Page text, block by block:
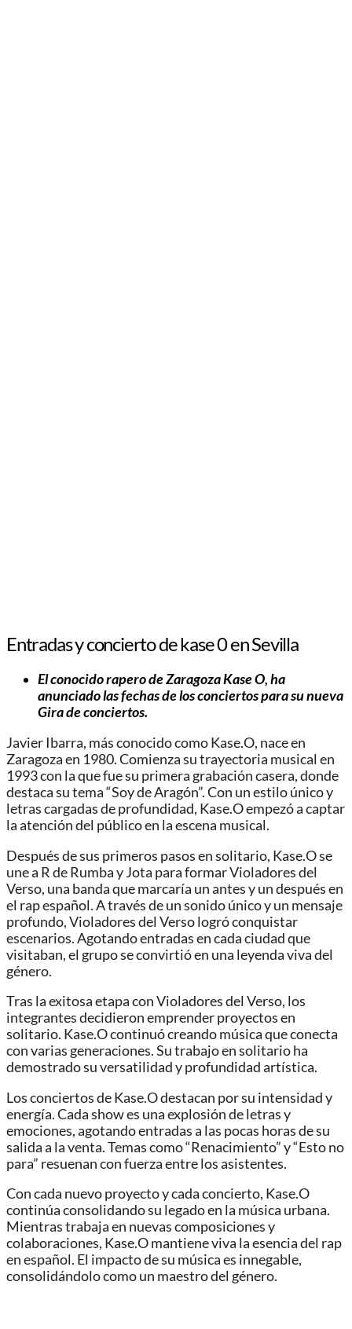
Entradas y concierto de kase 0 en Sevilla
El conocido rapero de Zaragoza Kase O, ha
anunciado las fechas de los conciertos para su nueva
Gira de conciertos.
Javier Ibarra, más conocido como Kase.O, nace en
Zaragoza en 1980. Comienza su trayectoria musical en
1993 con la que fue su primera grabación casera, donde
destaca su tema “Soy de Aragón”. Con un estilo único y
letras cargadas de profundidad, Kase.O empezó a captar
la atención del público en la escena musical.
Después de sus primeros pasos en solitario, Kase.O se
une a R de Rumba y Jota para formar Violadores del
Verso, una banda que marcaría un antes y un después en
el rap español. A través de un sonido único y un mensaje
profundo, Violadores del Verso logró conquistar
escenarios. Agotando entradas en cada ciudad que
visitaban, el grupo se convirtió en una leyenda viva del
género.
Tras la exitosa etapa con Violadores del Verso, los
integrantes decidieron emprender proyectos en
solitario. Kase.O continuó creando música que conecta
con varias generaciones. Su trabajo en solitario ha
demostrado su versatilidad y profundidad artística.
Los conciertos de Kase.O destacan por su intensidad y
energía. Cada show es una explosión de letras y
emociones, agotando entradas a las pocas horas de su
salida a la venta. Temas como “Renacimiento” y “Esto no
para” resuenan con fuerza entre los asistentes.
Con cada nuevo proyecto y cada concierto, Kase.O
continúa consolidando su legado en la música urbana.
Mientras trabaja en nuevas composiciones y
colaboraciones, Kase.O mantiene viva la esencia del rap
en español. El impacto de su música es innegable,
consolidándolo como un maestro del género.